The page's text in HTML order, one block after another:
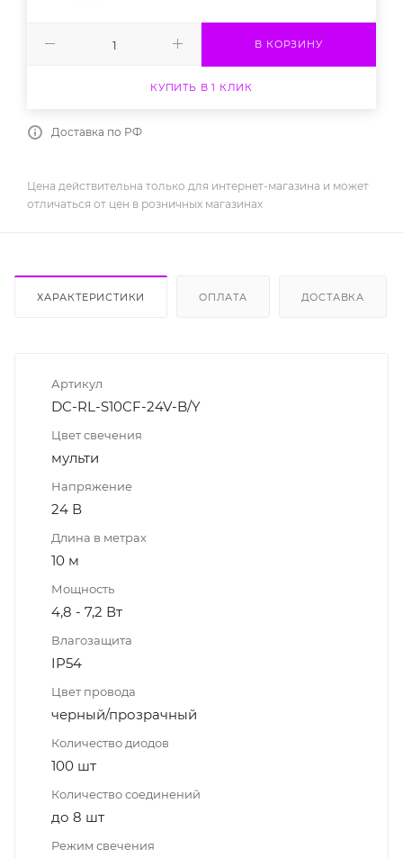
В КОРЗИНУ
КУПИТЬ В 1 КЛИК
Доставка по РФ
Цена действительна только для интернет-магазина и может
отличаться от цен в розничных магазинах
ХАРАКТЕРИСТИКИ ОПЛАТА ДОСТАВКА
Артикул
DC-RL-S10CF-24V-B/Y
Цвет свечения
мульти
Напряжение
24 В
Длина в метрах
10 м
Мощность
4,8 - 7,2 Вт
Влагозащита
IP54
Цвет провода
черный/прозрачный
Количество диодов
100 шт
Количество соединений
до 8 шт
Режим свечения